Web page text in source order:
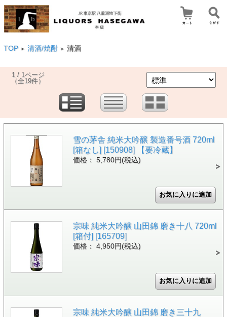
TOP > 清酒/焼酎 > 清酒
1 / 1ページ
（全19件）
雪の茅舎 純米大吟醸 製造番号酒 720ml
[箱なし] [150908] 【要冷蔵】
価格： 5,780円(税込)
宗味 純米大吟醸 山田錦 磨き十八 720ml
[箱付] [165709]
価格： 4,950円(税込)
宗味 純米大吟醸 山田錦 磨き三十九